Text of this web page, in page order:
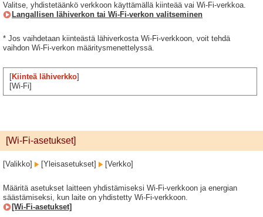
Valitse, yhdistetäänkö verkkoon käyttämällä kiinteää vai Wi-Fi-verkkoa.
Langallisen lähiverkon tai Wi-Fi-verkon valitseminen
* Jos vaihdetaan kiinteästä lähiverkosta Wi-Fi-verkkoon, voit tehdä
vaihdon Wi-Fi-verkon määritysmenettelyssä.
[Kiinteä lähiverkko]
[Wi-Fi]
[Wi-Fi-asetukset]
[Valikko] [Yleisasetukset] [Verkko]
Määritä asetukset laitteen yhdistämiseksi Wi-Fi-verkkoon ja energian
säästämiseksi, kun laite on yhdistetty Wi-Fi-verkkoon.
[Wi-Fi-asetukset]